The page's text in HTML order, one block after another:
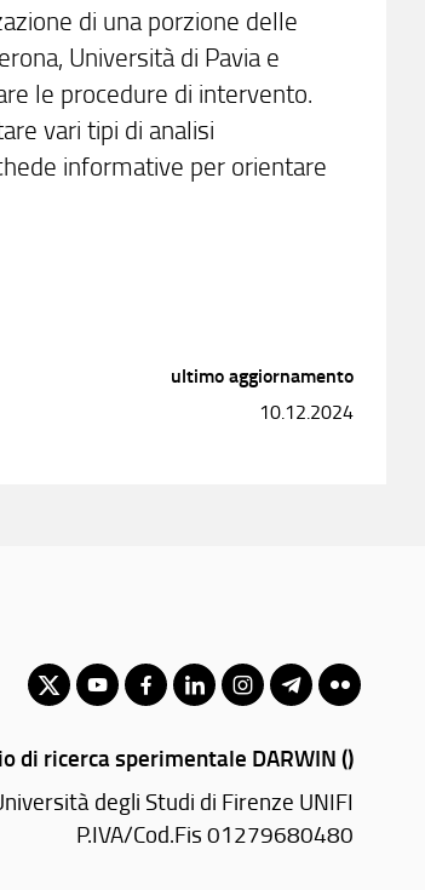
di una porzione delle
Università di Pavia e
le procedure di intervento.
vari tipi di analisi
informative per orientare
ultimo aggiornamento
10.12.2024
di ricerca sperimentale DARWIN ()
degli Studi di Firenze UNIFI
P.IVA/Cod.Fis 01279680480